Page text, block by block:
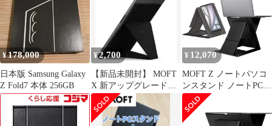
¥178,000
日本版 Samsung Galaxy
Z Fold7 本体 256GB
¥2,700
【新品未開封】 MOFT
X 新アップグレード版
iPad タブレット スタン
ド 9.7～12.9インチ ナ
イトブラック
¥ 12,070
MOFT Z ノートパソコ
ンスタンド ノートPCス
タンド PCデスクワーク
に対応 お手軽にスタン
ディングワークを実現